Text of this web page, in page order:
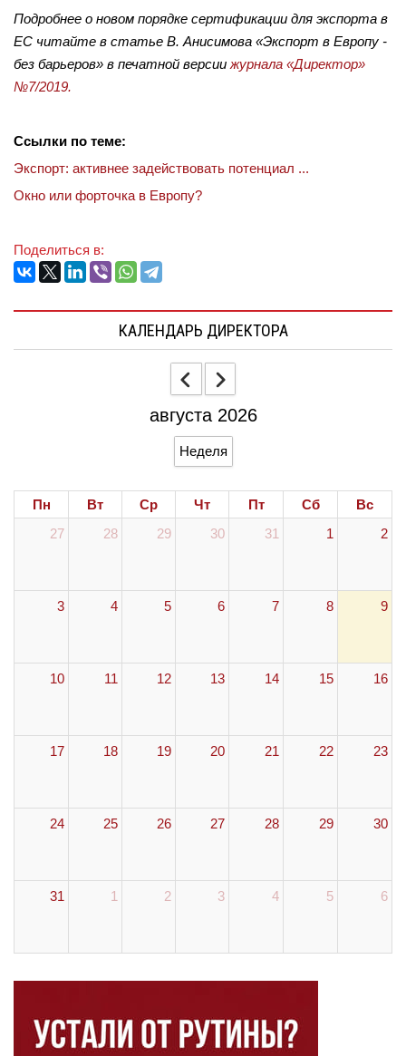
Подробнее о новом порядке сертификации для экспорта в
ЕС читайте в статье В. Анисимова «Экспорт в Европу -
без барьеров» в печатной версиижурнала «Директор»
№7/2019.
Ссылки по теме:
Экспорт: активнее задействовать потенциал ...
Окно или форточка в Европу?
Поделиться в:
КАЛЕНДАРЬ ДИРЕКТОРА
августа 2026
Неделя
Пн Вт Ср Чт Пт Сб
Вс
27
28 29 30 31 1 2
3 4 5 6 7 8 9
10 11 12 13 14 15 16
17 18 19 20 21 22 23
24 25 26 27 28 29 30
31 1 2 3 4 5 6